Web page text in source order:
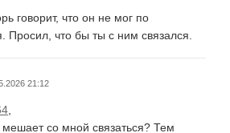
говорит, что он не мог по
Просил, что бы ты с ним связался.
21:12
со мной связаться? Тем